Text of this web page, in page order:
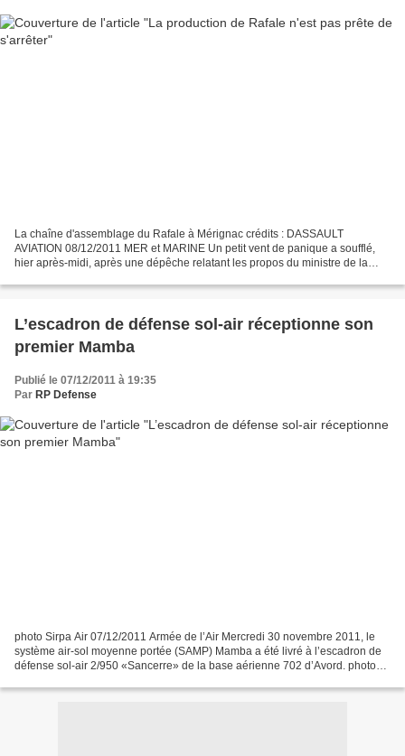
La chaîne d'assemblage du Rafale à Mérignac crédits : DASSAULT
AVIATION 08/12/2011 MER et MARINE Un petit vent de panique a soufflé,
hier après-midi, après une dépêche relatant les propos du ministre de la
L’escadron de défense sol-air réceptionne son
premier Mamba
Publié le 07/12/2011 à 19:35
Par RP Defense
photo Sirpa Air 07/12/2011 Armée de l’Air Mercredi 30 novembre 2011, le
système air-sol moyenne portée (SAMP) Mamba a été livré à l’escadron de
défense sol-air 2/950 «Sancerre» de la base aérienne 702 d’Avord. photo